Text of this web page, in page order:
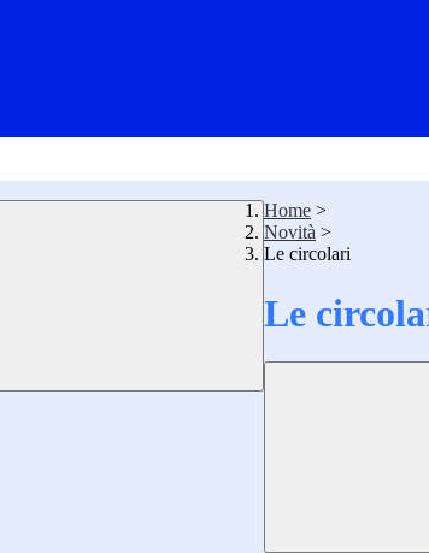
Home >
Novità >
Le circolari
Le